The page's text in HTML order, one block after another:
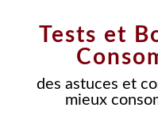
Tests et
des astuces et
mieux